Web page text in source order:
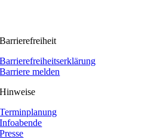
Barrierefreiheit
Barrierefreiheitserklärung
Barriere melden
Hinweise
Terminplanung
Infoabende
Presse